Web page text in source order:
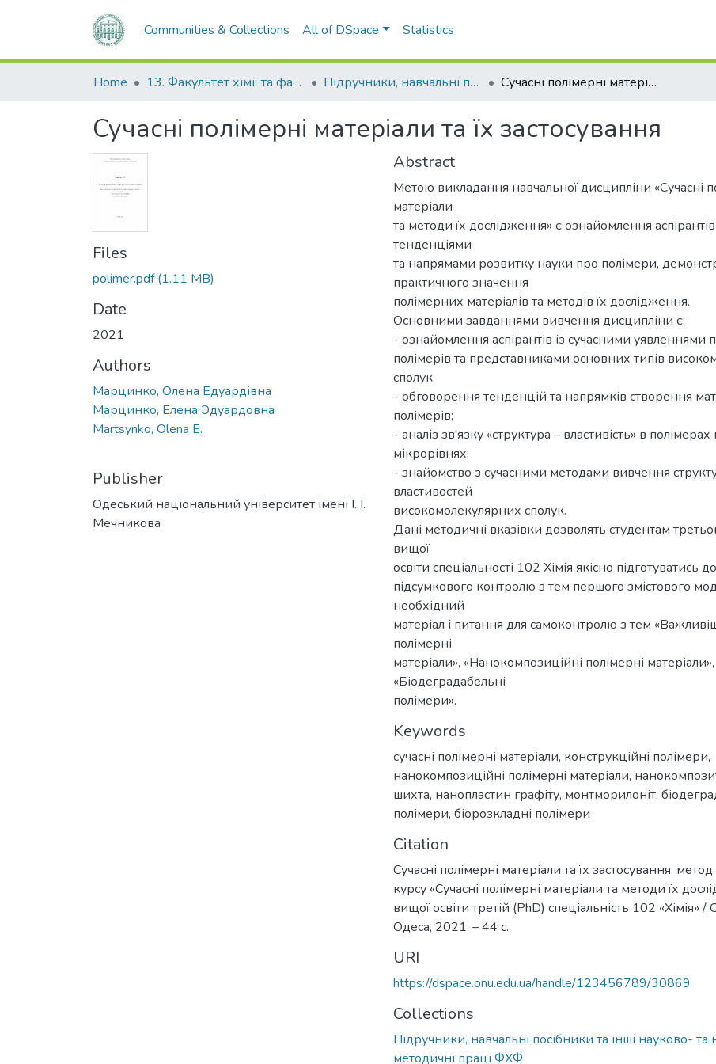
Communities & Collections All of DSpace Statistics
Home 13. Факультет хімії та фармації Підручники, навчальні посібники та інші науково- та навчально-методичні праці ФХФ Сучасні полімерні матеріали та їх застосування
Сучасні полімерні матеріали та їх застосування
Files
polimer.pdf(1.11 MB)
Date
2021
Authors
Марцинко, Олена Едуардівна
Марцинко, Елена Эдуардовна
Martsynko, Olena E.
Publisher
Одеський національний університет імені І. І.
Мечникова
Abstract
Метою викладання навчальної дисципліни «Сучасні
матеріали
та методи їх дослідження» є ознайомлення
тенденціями
та напрямами розвитку науки про полімери,
практичного значення
полімерних матеріалів та методів їх дослідження.
Основними завданнями вивчення дисципліни є:
- ознайомлення аспірантів із сучасними уявленнями
полімерів та представниками основних типів
сполук;
- обговорення тенденцій та напрямків створення
полімерів;
- аналіз зв'язку «структура – властивість» в
мікрорівнях;
- знайомство з сучасними методами вивчення
властивостей
високомолекулярних сполук.
Дані методичні вказівки дозволять студентам
вищої
освіти спеціальності 102 Хімія якісно підготуватись
підсумкового контролю з тем першого змістового
необхідний
матеріал і питання для самоконтролю з тем
полімерні
матеріали», «Нанокомпозиційні полімерні матеріали»,
«Біодеградабельні
полімери».
Keywords
сучасні полімерні матеріали, конструкційні полімери,
нанокомпозиційні полімерні матеріали,
шихта, нанопластин графіту, монтморилоніт,
полімери, біорозкладні полімери
Citation
Сучасні полімерні матеріали та їх застосування:
курсу «Сучасні полімерні матеріали та методи їх
вищої освіти третій (PhD) спеціальність 102
Одеса, 2021. – 44 с.
URI
https://dspace.onu.edu.ua/handle/123456789/30869
Collections
Підручники, навчальні посібники та інші науково- та
методичні праці ФХФ